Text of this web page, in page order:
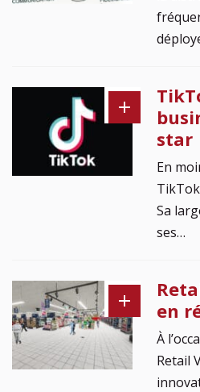
star
En
Sa
ses…
en
À
Retail